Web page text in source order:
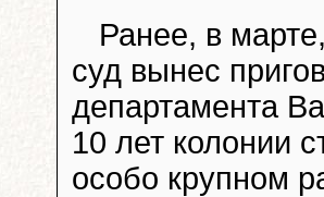
Ранее, в
суд вынес
департамента
10 лет колонии
особо крупном